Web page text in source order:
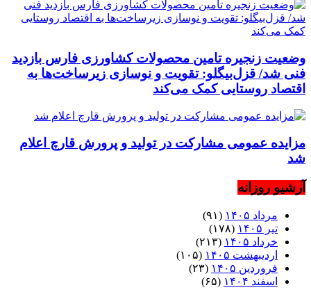
وضعیت زنجیره تامین محصولات کشاورزی فارس بازدید
فنی شد/ قزل‌بیگلو: تقویت و نوسازی زیرساخت‌ها به
اقتصاد روستایی کمک می‌کند
مزایده عمومی مشارکت در تولید و پرورش قارچ اعلام
شد
آرشیو روزانه
مرداد ۱۴۰۵
(۹۱)
تیر ۱۴۰۵
(۱۷۸)
خرداد ۱۴۰۵
(۲۱۳)
اردیبهشت ۱۴۰۵
(۱۰۵)
فروردین ۱۴۰۵
(۲۳)
اسفند ۱۴۰۴
(۶۵)